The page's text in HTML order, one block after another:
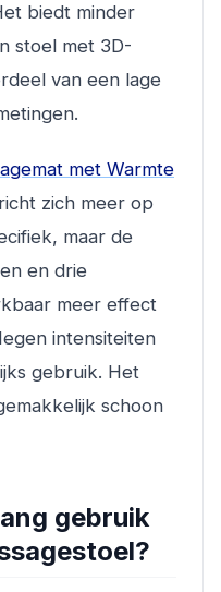
biedt minder
stoel met 3D-
van een lage
met Warmte
richt zich meer op
maar de
en drie
meer effect
intensiteiten
gebruik. Het
schoon
gebruik